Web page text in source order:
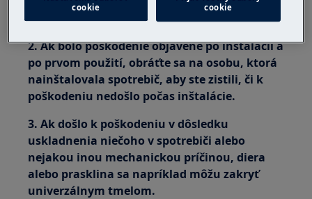
Spotrebič sa nepokúšajte zapojiť alebo používať.
2. Ak bolo poškodenie objavené po inštalácii a
po prvom použití, obráťte sa na osobu, ktorá
nainštalovala spotrebič, aby ste zistili, či k
poškodeniu nedošlo počas inštalácie.
3. Ak došlo k poškodeniu v dôsledku
uskladnenia niečoho v spotrebiči alebo
nejakou inou mechanickou príčinou, diera
alebo prasklina sa napríklad môžu zakryť
univerzálnym tmelom.
cookie
cookie